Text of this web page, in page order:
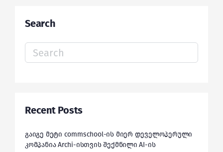
Search
Search
for:
Recent Posts
გაიგე მეტი commschool-ის მიერ დეველოპერული
კომპანია Archi-ისთვის შექმნილი AI-ის